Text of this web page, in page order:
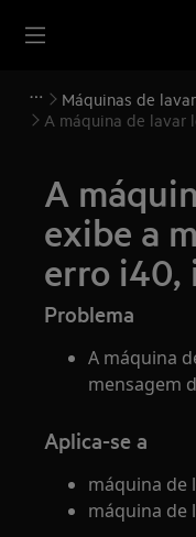
Máquinas de
A máquina de lavar
A
exibe a
erro i40,
Problema
A máquina
mensagem
Aplica-se a
máquina de
máquina de